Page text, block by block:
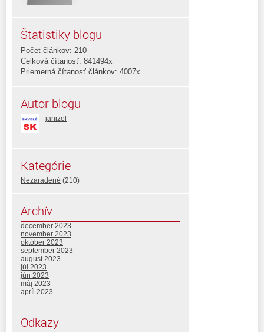
Štatistiky blogu
Počet článkov: 210
Celková čítanosť: 841494x
Priemerná čítanosť článkov: 4007x
Autor blogu
janizol
Kategórie
Nezaradené (210)
Archív
december 2023
november 2023
október 2023
september 2023
august 2023
júl 2023
jún 2023
máj 2023
apríl 2023
Odkazy